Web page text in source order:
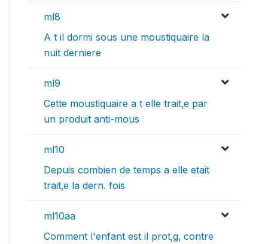
ml8
A t il dormi sous une moustiquaire la
nuit derniere
ml9
Cette moustiquaire a t elle trait‚e par
un produit anti-mous
ml10
Depuis combien de temps a elle etait
trait‚e la dern. fois
ml10aa
Comment l'enfant est il prot‚g‚ contre